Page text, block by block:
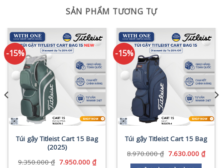
SẢN PHẨM TƯƠNG TỰ
-15%
Túi gậy Titleist Cart 15 Bag
(2025)
9.350.000₫ Giá
7.950.000 ₫Giá
-15%
Túi gậy Titleist Cart 15 Bag
8.970.000₫ Giá
7.630.000 ₫Giá